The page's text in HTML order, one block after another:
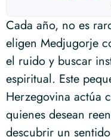
Cada año, no es
eligen Medjugorje
el ruido y buscar
espiritual. Este
Herzegovina actúa
quienes desean
descubrir un